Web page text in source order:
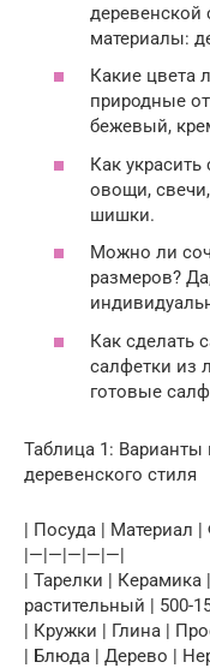
деревенской
материалы:
Какие цвета
природные
бежевый,
Как
овощи,
шишки.
Можно ли
размеров?
Как сделать
салфетки из
готовые
Таблица 1: Варианты
деревенского стиля
| Посуда | Материал
|—|—|—|—|—|
| Тарелки | Керамика
растительный | 500-
| Кружки | Глина |
| Блюда | Дерево |